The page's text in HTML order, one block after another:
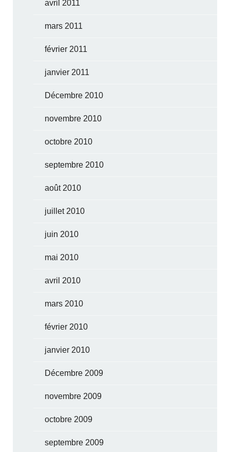
avril 2011
mars 2011
février 2011
janvier 2011
Décembre 2010
novembre 2010
octobre 2010
septembre 2010
août 2010
juillet 2010
juin 2010
mai 2010
avril 2010
mars 2010
février 2010
janvier 2010
Décembre 2009
novembre 2009
octobre 2009
septembre 2009